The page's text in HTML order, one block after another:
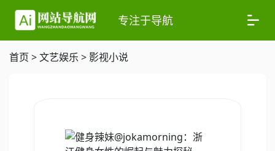
专注于导航
首页 >文艺娱乐 > 影视小说